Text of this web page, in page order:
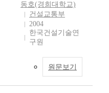
동호(경희대학교)
건설교통부
2004
한국건설기술연
구원
원문보기